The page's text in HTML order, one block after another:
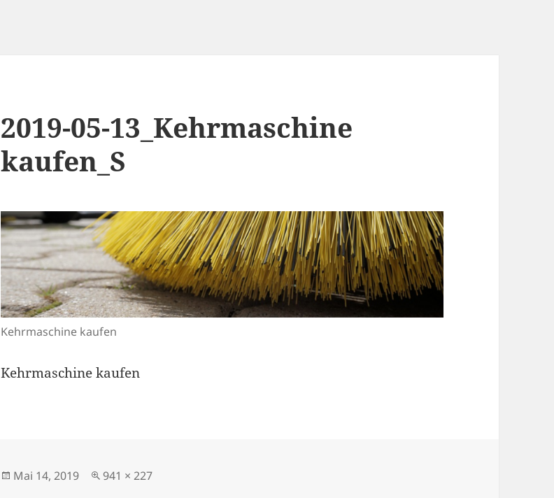
2019-05-13_Kehrmaschine
kaufen_S
Kehrmaschine kaufen
Kehrmaschine kaufen
Veröffentlicht
Mai 14, 2019 Originalgröße
941 × 227